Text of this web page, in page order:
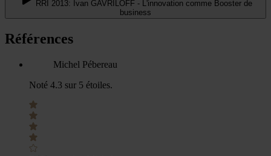
RRI 2013: Ivan GAVRILOFF - L'innovation comme Booster de
business
Références
Michel Pébereau
Noté 4.3 sur 5 étoiles.